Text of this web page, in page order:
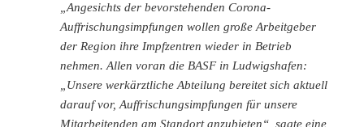
„Angesichts der bevorstehenden Corona-
Auffrischungsimpfungen wollen große Arbeitgeber
der Region ihre Impfzentren wieder in Betrieb
nehmen. Allen voran die BASF in Ludwigshafen:
„Unsere werkärztliche Abteilung bereitet sich aktuell
darauf vor, Auffrischungsimpfungen für unsere
Mitarbeitenden am Standort anzubieten“, sagte eine